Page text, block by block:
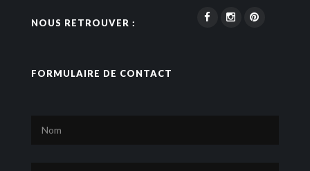
NOUS RETROUVER :
FORMULAIRE DE CONTACT